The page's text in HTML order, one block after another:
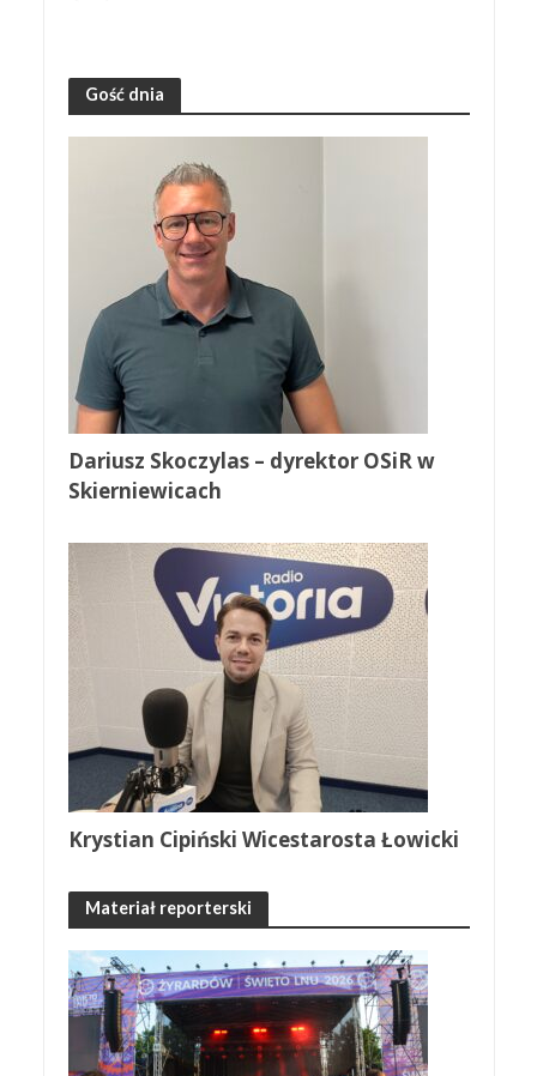
Gość dnia
Dariusz Skoczylas – dyrektor OSiR w
Skierniewicach
Krystian Cipiński Wicestarosta Łowicki
Materiał reporterski